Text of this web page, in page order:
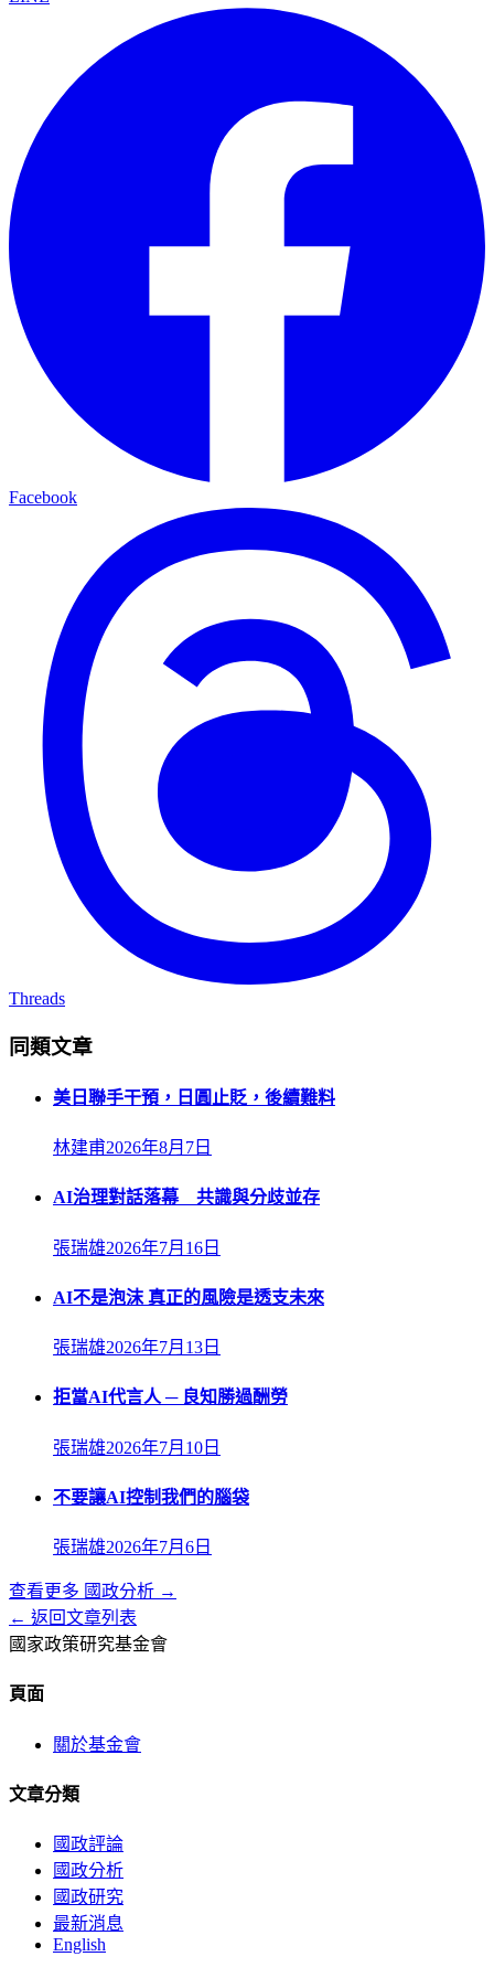
Facebook
Threads
同類文章
美日聯手干預，日圓止貶，後續難料
林建甫2026年8月7日
AI治理對話落幕 共識與分歧並存
張瑞雄2026年7月16日
AI不是泡沫 真正的風險是透支未來
張瑞雄2026年7月13日
拒當AI代言人 ─ 良知勝過酬勞
張瑞雄2026年7月10日
不要讓AI控制我們的腦袋
張瑞雄2026年7月6日
查看更多 國政分析 →
← 返回文章列表
國家政策研究基金會
頁面
關於基金會
文章分類
國政評論
國政分析
國政研究
最新消息
English